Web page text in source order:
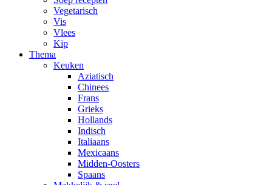
Vegetarisch
Vis
Vlees
Kip
Thema
Keuken
Aziatisch
Chinees
Frans
Grieks
Hollands
Indisch
Italiaans
Mexicaans
Midden-Oosters
Spaans